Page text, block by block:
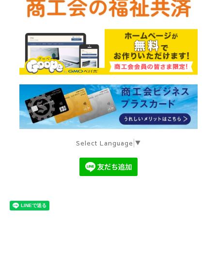
Select Language ▼